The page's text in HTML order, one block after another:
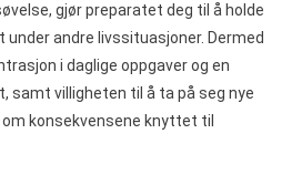
gjør preparatet deg til å holde
andre livssituasjoner. Dermed
i daglige oppgaver og en
samt villigheten til å ta på seg nye
konsekvensene knyttet til